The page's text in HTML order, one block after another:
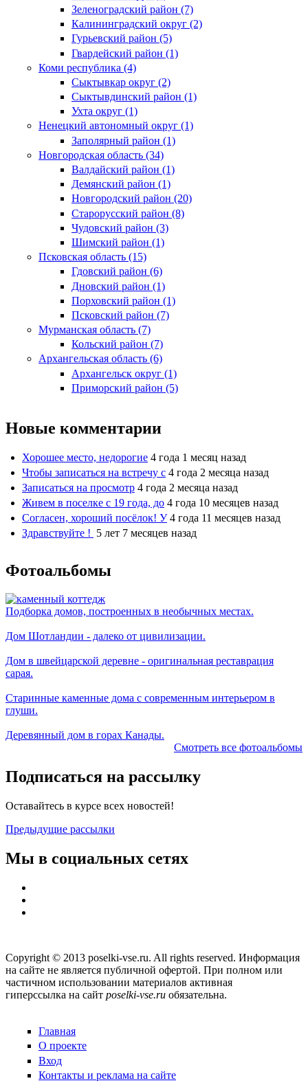
Зеленоградский район (7)
Калининградский округ (2)
Гурьевский район (5)
Гвардейский район (1)
Коми республика (4)
Сыктывкар округ (2)
Сыктывдинский район (1)
Ухта округ (1)
Ненецкий автономный округ (1)
Заполярный район (1)
Новгородская область (34)
Валдайский район (1)
Демянский район (1)
Новгородский район (20)
Старорусский район (8)
Чудовский район (3)
Шимский район (1)
Псковская область (15)
Гдовский район (6)
Дновский район (1)
Порховский район (1)
Псковский район (7)
Мурманская область (7)
Кольский район (7)
Архангельская область (6)
Архангельск округ (1)
Приморский район (5)
Новые комментарии
Хорошее место, недорогие 4 года 1 месяц назад
Чтобы записаться на встречу с 4 года 2 месяца назад
Записаться на просмотр 4 года 2 месяца назад
Живем в поселке с 19 года, до 4 года 10 месяцев назад
Согласен, хороший посёлок! У 4 года 11 месяцев назад
Здравствуйте ! 5 лет 7 месяцев назад
Фотоальбомы
Подборка домов, построенных в необычных местах.
Дом Шотландии - далеко от цивилизации.
Дом в швейцарской деревне - оригинальная реставрация
сарая.
Старинные каменные дома с современным интерьером в
глуши.
Деревянный дом в горах Канады.
Смотреть все фотоальбомы
Подписаться на рассылку
Оставайтесь в курсе всех новостей!
Предыдущие рассылки
Мы в социальных сетях
Copyright © 2013 poselki-vse.ru. All rights reserved. Информация
на сайте не является публичной офертой. При полном или
частичном использовании материалов активная
гиперссылка на сайт poselki-vse.ru​ обязательна.
Главная
О проекте
Вход
Контакты и реклама на сайте